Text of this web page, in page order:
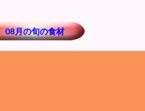
08月の旬の食材